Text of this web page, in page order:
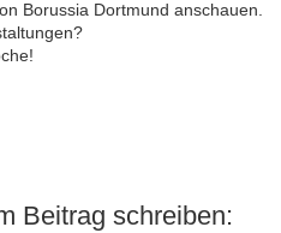
Borussia Dortmund anschauen.
Beitrag schreiben: